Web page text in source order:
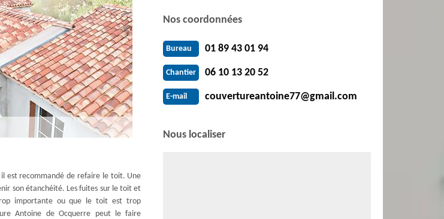
est recommandé de refaire le toit. Une
son étanchéité. Les fuites sur le toit et
importante ou que le toit est trop
Antoine de Ocquerre peut le faire
Nos coordonnées
Bureau 01 89 43 01 94
Chantier 06 10 13 20 52
E-mail couvertureantoine77@gmail.com
Nous localiser